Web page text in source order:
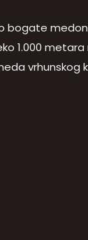
bogate
1.000
vrhunskog